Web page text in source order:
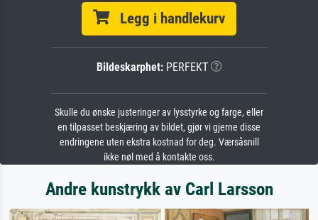
Legg i handlekurv
Bildeskarphet:PERFEKT
Skulle du ønske justeringer av lysstyrke og farge, eller
en tilpasset beskjæring av bildet, gjør vi gjerne disse
endringene uten ekstra kostnad for deg. Værsåsnill
ikke nøl med å kontakte oss.
Andre kunstrykk av Carl Larsson